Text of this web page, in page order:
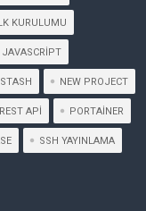
KURULUMU
JAVASCRIPT
NEW PROJECT
API PORTAINER
SSH YAYINLAMA